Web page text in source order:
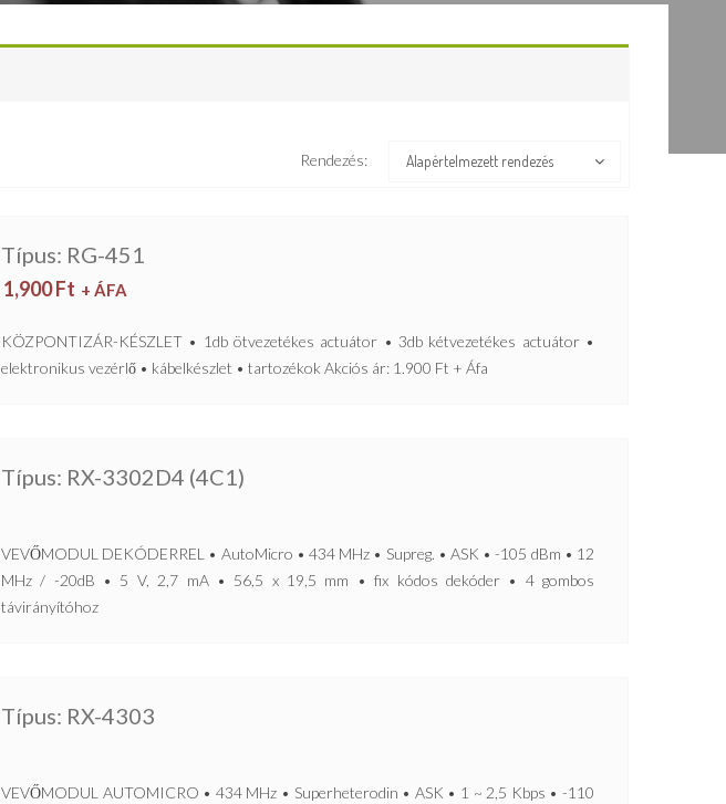
Rendezés: Alapértelmezett rendezés
Típus: RG-451
1,900Ft + ÁFA
KÖZPONTIZÁR-KÉSZLET • 1db ötvezetékes actuátor • 3db kétvezetékes actuátor •
elektronikus vezérlő • kábelkészlet • tartozékok Akciós ár: 1.900 Ft + Áfa
Típus: RX-3302D4 (4C1)
VEVŐMODUL DEKÓDERREL • AutoMicro • 434 MHz • Supreg. • ASK • -105 dBm • 12
MHz / -20dB • 5 V, 2,7 mA • 56,5 x 19,5 mm • fix kódos dekóder • 4 gombos
távirányítóhoz
Típus: RX-4303
VEVŐMODUL AUTOMICRO • 434 MHz • Superheterodin • ASK • 1 ~ 2,5 Kbps • -110